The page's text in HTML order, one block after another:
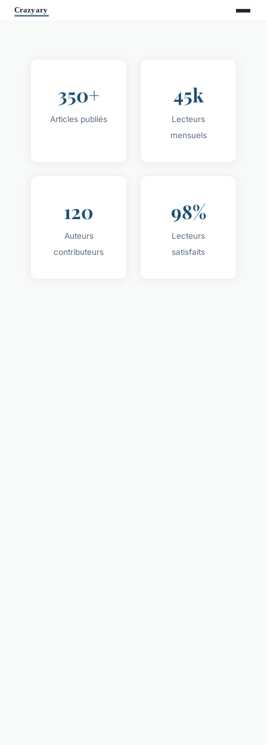
350+
Articles publiés
45k
Lecteurs
mensuels
120
Auteurs
contributeurs
98%
Lecteurs
satisfaits